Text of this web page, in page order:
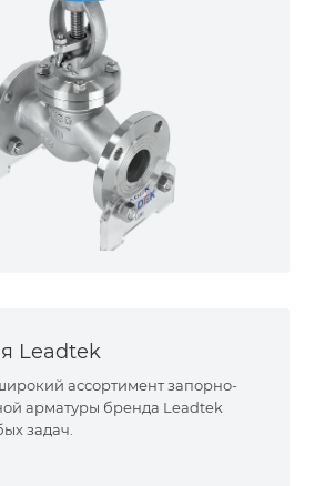
Leadtek
ассортимент запорно-
арматуры бренда Leadtek
задач.